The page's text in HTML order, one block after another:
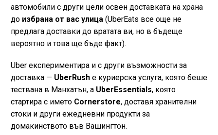
автомобили с други цели освен доставката на храна
до избрана от вас улица(UberEats все още не
предлага доставки до вратата ви, но в бъдеще
вероятно и това ще бъде факт).
Uber експериментира и с други възможности за
доставка — UberRushе куриерска услуга, която беше
тествана в Манхатън, а UberEssentials, която
стартира с името Cornerstore, доставя хранителни
стоки и други ежедневни продукти за
домакинството във Вашингтон.